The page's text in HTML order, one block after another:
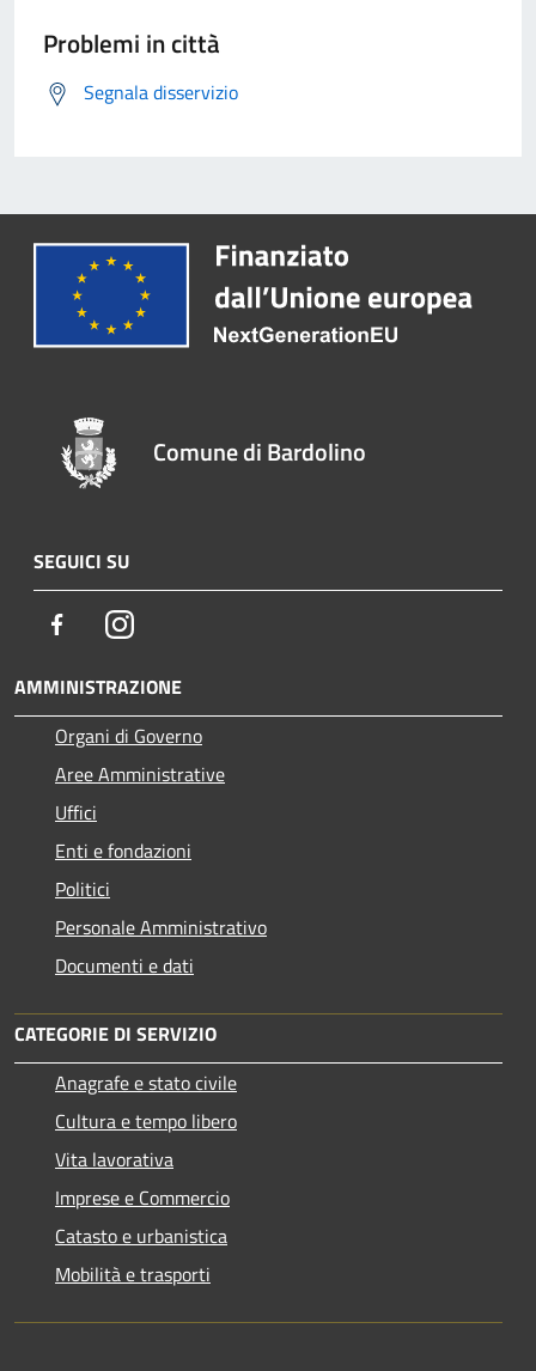
Problemi in città
Segnala disservizio
Comune di Bardolino
SEGUICI SU
FacebookInstagram
AMMINISTRAZIONE
Organi di Governo
Aree Amministrative
Uffici
Enti e fondazioni
Politici
Personale Amministrativo
Documenti e dati
CATEGORIE DI SERVIZIO
Anagrafe e stato civile
Cultura e tempo libero
Vita lavorativa
Imprese e Commercio
Catasto e urbanistica
Mobilità e trasporti